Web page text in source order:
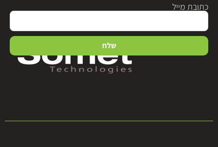
כתובת מייל
שלח